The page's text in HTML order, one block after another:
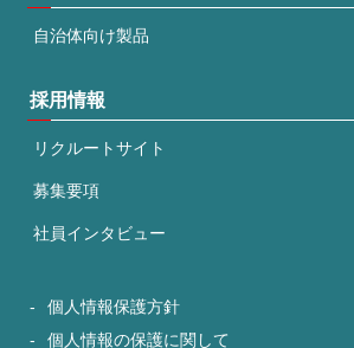
自治体向け製品
採用情報
リクルートサイト
募集要項
社員インタビュー
個人情報保護方針
個人情報の保護に関して